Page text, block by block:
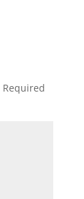
Required